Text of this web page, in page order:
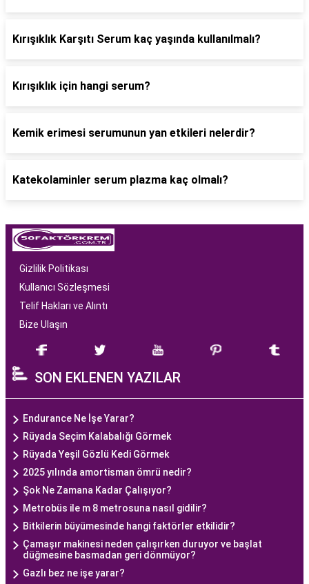
Kırışıklık Karşıtı Serum kaç yaşında kullanılmalı?
Kırışıklık için hangi serum?
Kemik erimesi serumunun yan etkileri nelerdir?
Katekolaminler serum plazma kaç olmalı?
Gizlilik Politikası
Kullanıcı Sözleşmesi
Telif Hakları ve Alıntı
Bize Ulaşın
SON EKLENEN YAZILAR
Endurance Ne İşe Yarar?
Rüyada Seçim Kalabalığı Görmek
Rüyada Yeşil Gözlü Kedi Görmek
2025 yılında amortisman ömrü nedir?
Şok Ne Zamana Kadar Çalışıyor?
Metrobüs ile m 8 metrosuna nasıl gidilir?
Bitkilerin büyümesinde hangi faktörler etkilidir?
Çamaşır makinesi neden çalışırken duruyor ve başlat
düğmesine basmadan geri dönmüyor?
Gazlı bez ne işe yarar?